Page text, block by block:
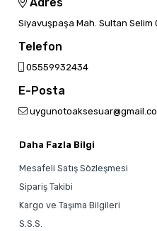
Siyavuşpaşa Mah. Sultan Selim
Telefon
05559932434
E-Posta
Daha Fazla Bilgi
Mesafeli Satış Sözleşmesi
Sipariş Takibi
Kargo ve Taşıma Bilgileri
S.S.S.